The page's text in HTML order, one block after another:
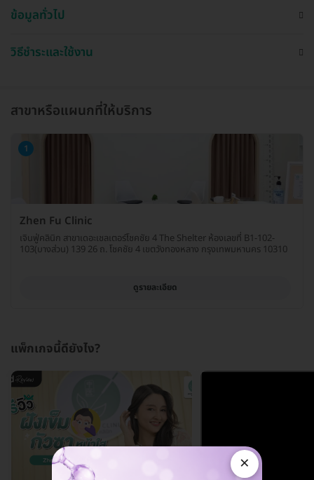
ข้อมูลทั่วไป
วิธีชำระและใช้งาน
สาขาหรือแผนกที่ให้บริการ
1
Zhen Fu Clinic
เจินฟู่คลินิก สาขาเดอะเชลเตอร์โชคชัย 4 The Shelter ห้องเลขที่ B1-102-
103(บางส่วน) 139 26 ถ. โชคชัย 4 เขตวังทองหลาง กรุงเทพมหานคร 10310
ดูรายละเอียด
แพ็กเกจนี้ดียังไง?
×